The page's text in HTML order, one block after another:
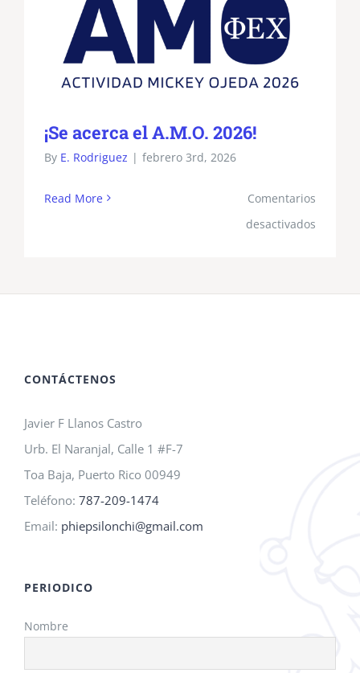
¡Se acerca el A.M.O. 2026!
By E. Rodriguez | febrero 3rd, 2026
Read More
Comentarios
desactivados
CONTÁCTENOS
Javier F Llanos Castro
Urb. El Naranjal, Calle 1 #F-7
Toa Baja, Puerto Rico 00949
Teléfono: 787-209-1474
Email: phiepsilonchi@gmail.com
PERIODICO
Nombre